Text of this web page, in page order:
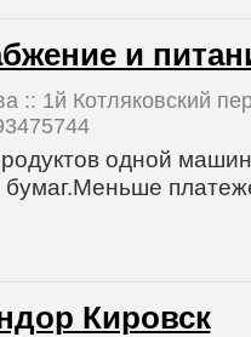
и
:: 1й Котляковский
одной
Кировск